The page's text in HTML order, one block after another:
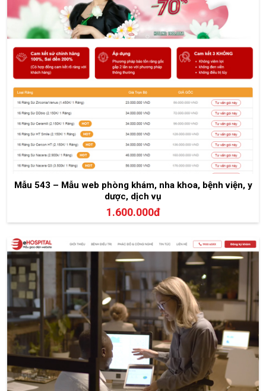
Mẫu 543 – Mẫu web phòng khám, nha khoa, bệnh viện, y
dược, dịch vụ
1.600.000đ